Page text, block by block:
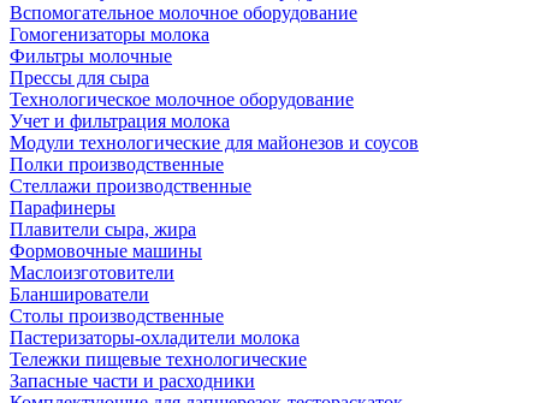
Вспомогательное молочное оборудование
Гомогенизаторы молока
Фильтры молочные
Прессы для сыра
Технологическое молочное оборудование
Учет и фильтрация молока
Модули технологические для майонезов и соусов
Полки производственные
Стеллажи производственные
Парафинеры
Плавители сыра, жира
Формовочные машины
Маслоизготовители
Бланширователи
Столы производственные
Пастеризаторы-охладители молока
Тележки пищевые технологические
Запасные части и расходники